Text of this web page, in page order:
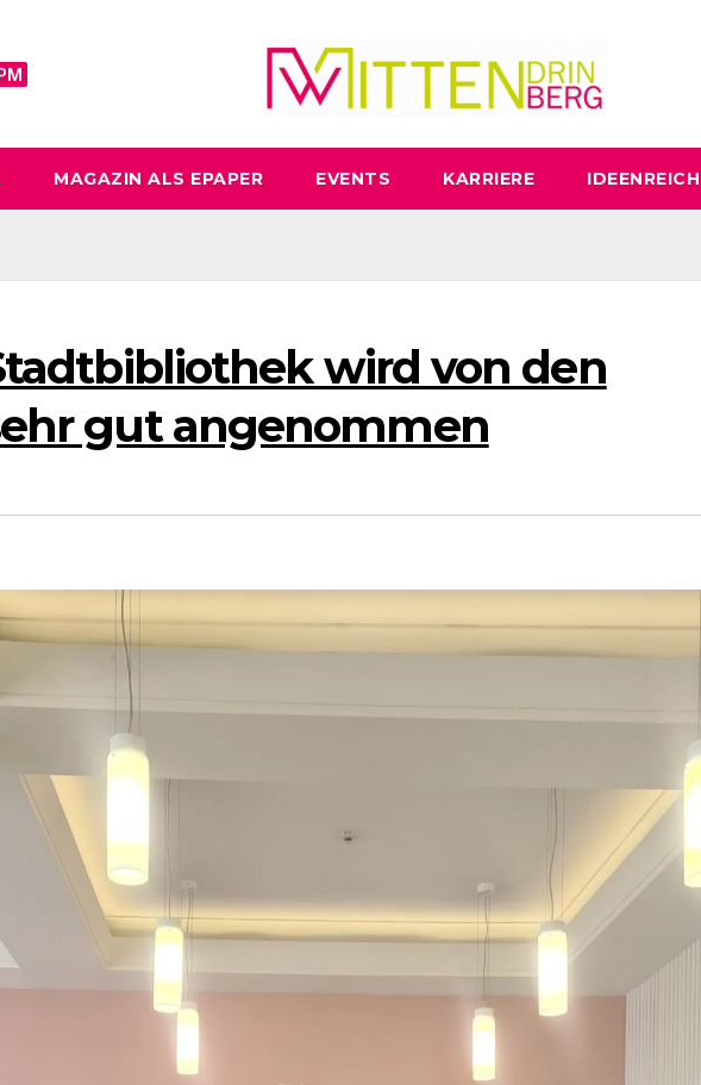
MAGAZIN ALS EPAPER EVENTS KARRIERE IDEENREICH
wird von den
gut angenommen